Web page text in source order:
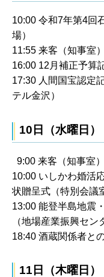
10:00 令和7年第4回
場）
11:55 来客（知事室）
16:00 12月補正予算
17:30 人間国宝認定
テル金沢）
10日（水曜日）
9:00 来客（知事室）
10:00 いしかわ婚活
状贈呈式（特別会議
13:00 能登半島地震
（地場産業振興セン
18:40 酒蔵関係者と
11日（木曜日）